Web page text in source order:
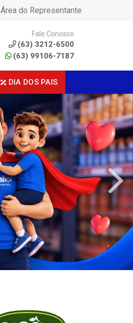
Área do Representante
Fale Conosco
(63) 3212-6500
(63) 99106-7187
DIA DOS PAIS